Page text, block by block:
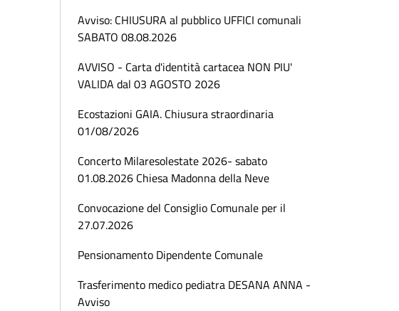
Avviso: CHIUSURA al pubblico UFFICI comunali
SABATO 08.08.2026
AVVISO - Carta d'identità cartacea NON PIU'
VALIDA dal 03 AGOSTO 2026
Ecostazioni GAIA. Chiusura straordinaria
01/08/2026
Concerto Milaresolestate 2026- sabato
01.08.2026 Chiesa Madonna della Neve
Convocazione del Consiglio Comunale per il
27.07.2026
Pensionamento Dipendente Comunale
Trasferimento medico pediatra DESANA ANNA -
Avviso